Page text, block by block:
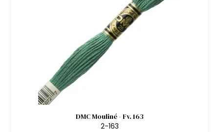
DMC Mouliné - Fv. 163
2-163